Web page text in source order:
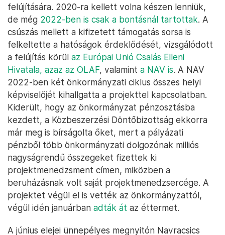
felújítására. 2020-ra kellett volna készen lenniük,
de még 2022-ben is csak a bontásnál tartottak. A
csúszás mellett a kifizetett támogatás sorsa is
felkeltette a hatóságok érdeklődését, vizsgálódott
a felújítás körül az Európai Unió Csalás Elleni
Hivatala, azaz az OLAF, valamint a NAV is. A NAV
2022-ben két önkormányzati ciklus összes helyi
képviselőjét kihallgatta a projekttel kapcsolatban.
Kiderült, hogy az önkormányzat pénzosztásba
kezdett, a Közbeszerzési Döntőbizottság ekkorra
már meg is bírságolta őket, mert a pályázati
pénzből több önkormányzati dolgozónak milliós
nagyságrendű összegeket fizettek ki
projektmenedzsment címen, miközben a
beruházásnak volt saját projektmenedzsercége. A
projektet végül el is vették az önkormányzattól,
végül idén januárban adták át az éttermet.
A június elejei ünnepélyes megnyitón Navracsics